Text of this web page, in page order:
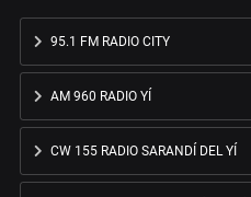
95.1 FM RADIO CITY
AM 960 RADIO YÍ
CW 155 RADIO SARANDÍ DEL YÍ